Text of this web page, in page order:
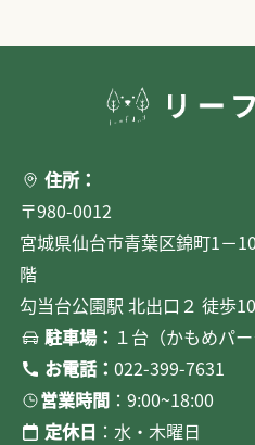
住所：
〒980-0012
宮城県仙台市青葉区錦町1－
階
勾当台公園駅 北出口２ 徒歩
駐車場： １台（かもめパー
お電話：022-399-7631
営業時間 ：9:00~18:00
定休日 ：水・木曜日